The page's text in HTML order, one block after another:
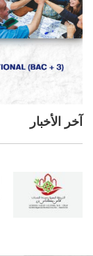
آخر الأخبار